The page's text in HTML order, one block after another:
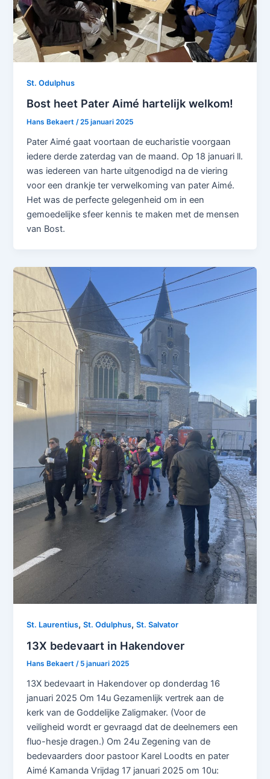
St. Odulphus
Bost heet Pater Aimé hartelijk welkom!
Hans Bekaert/25 januari 2025
Pater Aimé gaat voortaan de eucharistie voorgaan
iedere derde zaterdag van de maand. Op 18 januari ll.
was iedereen van harte uitgenodigd na de viering
voor een drankje ter verwelkoming van pater Aimé.
Het was de perfecte gelegenheid om in een
gemoedelijke sfeer kennis te maken met de mensen
van Bost.
St. Laurentius,St. Odulphus,St. Salvator
13X bedevaart in Hakendover
Hans Bekaert/ 5 januari 2025
13X bedevaart in Hakendover op donderdag 16
januari 2025 Om 14u Gezamenlijk vertrek aan de
kerk van de Goddelijke Zaligmaker. (Voor de
veiligheid wordt er gevraagd dat de deelnemers een
fluo-hesje dragen.) Om 24u Zegening van de
bedevaarders door pastoor Karel Loodts en pater
Aimé Kamanda Vrijdag 17 januari 2025 om 10u: